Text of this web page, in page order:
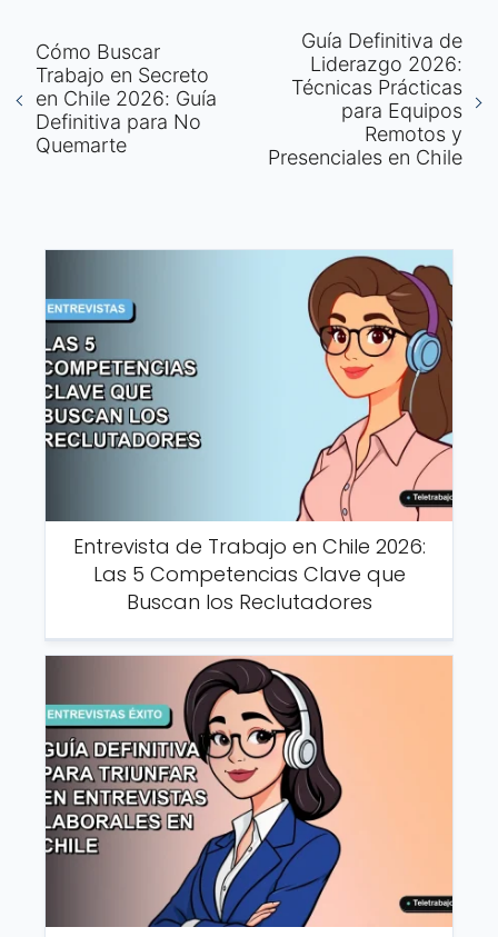
Cómo Buscar
Trabajo en Secreto
en Chile 2026: Guía
Definitiva para No
Quemarte
Guía Definitiva de
Liderazgo 2026:
Técnicas Prácticas
para Equipos
Remotos y
Presenciales en Chile
Entrevista de Trabajo en Chile 2026:
Las 5 Competencias Clave que
Buscan los Reclutadores